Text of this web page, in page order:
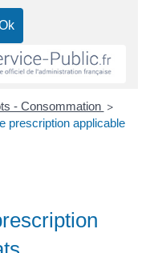
- Consommation >
prescription applicable